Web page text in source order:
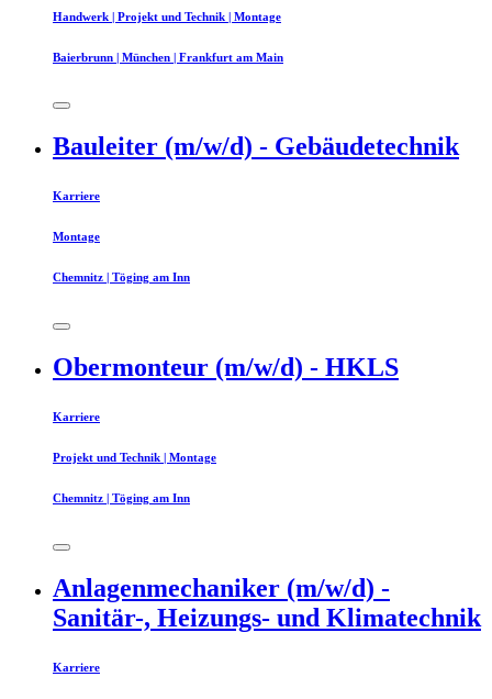
Handwerk | Projekt und Technik | Montage
Baierbrunn | München | Frankfurt am Main
Bauleiter (m/w/d) - Gebäudetechnik
Karriere
Montage
Chemnitz | Töging am Inn
Obermonteur (m/w/d) - HKLS
Karriere
Projekt und Technik | Montage
Chemnitz | Töging am Inn
Anlagenmechaniker (m/w/d) -
Sanitär-, Heizungs- und Klimatechnik
Karriere